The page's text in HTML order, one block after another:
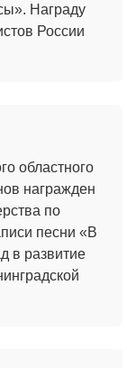
Награду
России
областного
награжден
по
песни «В
в развитие